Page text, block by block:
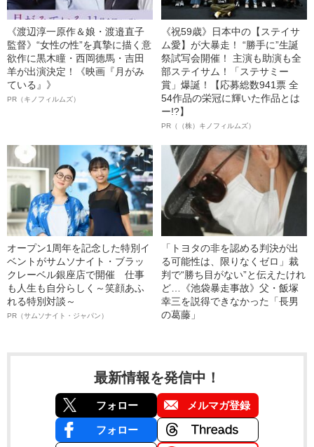
《渡辺淳一原作＆娘・渡邉直子
監督》“女性の性”を真摯に描く意
欲作に黒木瞳・西岡德馬・吉田
羊が出演決定！《映画『月がみ
ている』》
PR（キノフィルムズ）
《祝59歳》日本中の【ステイサ
ム愛】が大暴走！ “勝手に”生誕
祭試写会開催！ 主演も助演も全
部ステイサム！「ステサミー
賞」爆誕！【応募総数941票 全
54作品の栄冠に輝いた作品とは
ー!?】
PR（（株）キノフィルムズ）
オープン1周年を記念した特別イ
ベントがサムソナイト・ブラッ
クレーベル銀座店で開催 仕事
も人生も自分らしく～笑顔あふ
れる特別対談～
PR（サムソナイト・ジャパン）
「トヨタの非を認める判決が出
る可能性は、限りなくゼロ」裁
判で“勝ち目がない”と伝えたけれ
ど…《池袋暴走事故》父・飯塚
幸三を説得できなかった「長男
の葛藤」
最新情報を発信中！
フォロー メルマガ登録
フォロー